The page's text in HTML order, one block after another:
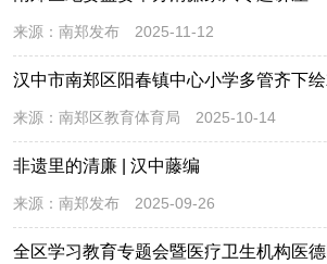
来源： 南郑发布 2025-11-12
汉中市南郑区阳春镇中心小学多管齐下
来源： 南郑区教育体育局 2025-10-14
非遗里的清廉 | 汉中藤编
来源： 南郑发布 2025-09-26
全区学习教育专题会暨医疗卫生机构医